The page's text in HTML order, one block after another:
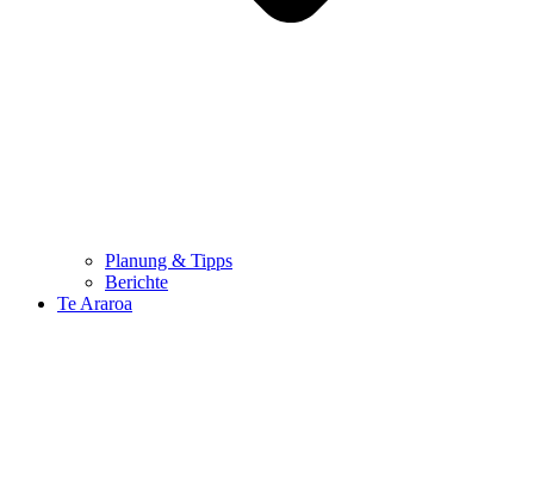
Planung & Tipps
Berichte
Te Araroa